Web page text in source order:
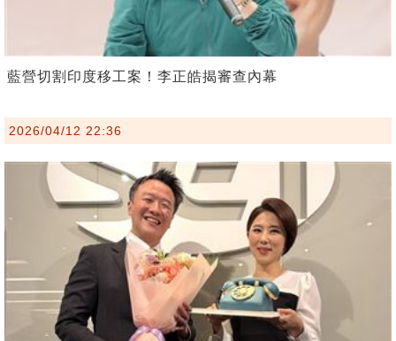
藍營切割印度移工案！李正皓揭審查內幕
2026/04/12 22:36